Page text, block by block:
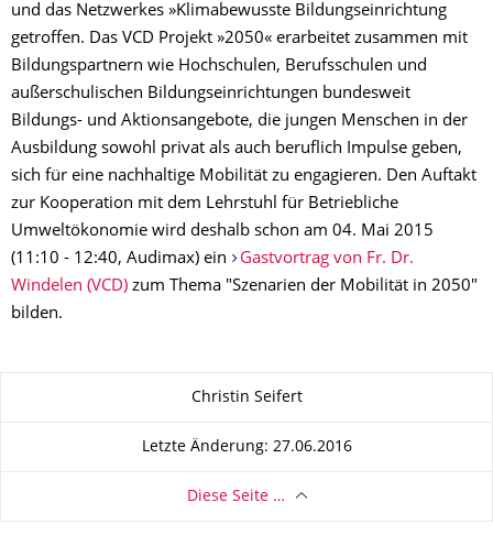
und das Netzwerkes »Klimabewusste Bildungseinrichtung
getroffen. Das VCD Projekt »2050« erarbeitet zusammen mit
Bildungspartnern wie Hochschulen, Berufsschulen und
außerschulischen Bildungseinrichtungen bundesweit
Bildungs- und Aktionsangebote, die jungen Menschen in der
Ausbildung sowohl privat als auch beruflich Impulse geben,
sich für eine nachhaltige Mobilität zu engagieren. Den Auftakt
zur Kooperation mit dem Lehrstuhl für Betriebliche
Umweltökonomie wird deshalb schon am 04. Mai 2015
(11:10 - 12:40, Audimax) ein
Gastvortrag von Fr. Dr.
Windelen (VCD) zum Thema "Szenarien der Mobilität in 2050"
bilden.
Christin Seifert
Letzte Änderung: 27.06.2016
Diese Seite …